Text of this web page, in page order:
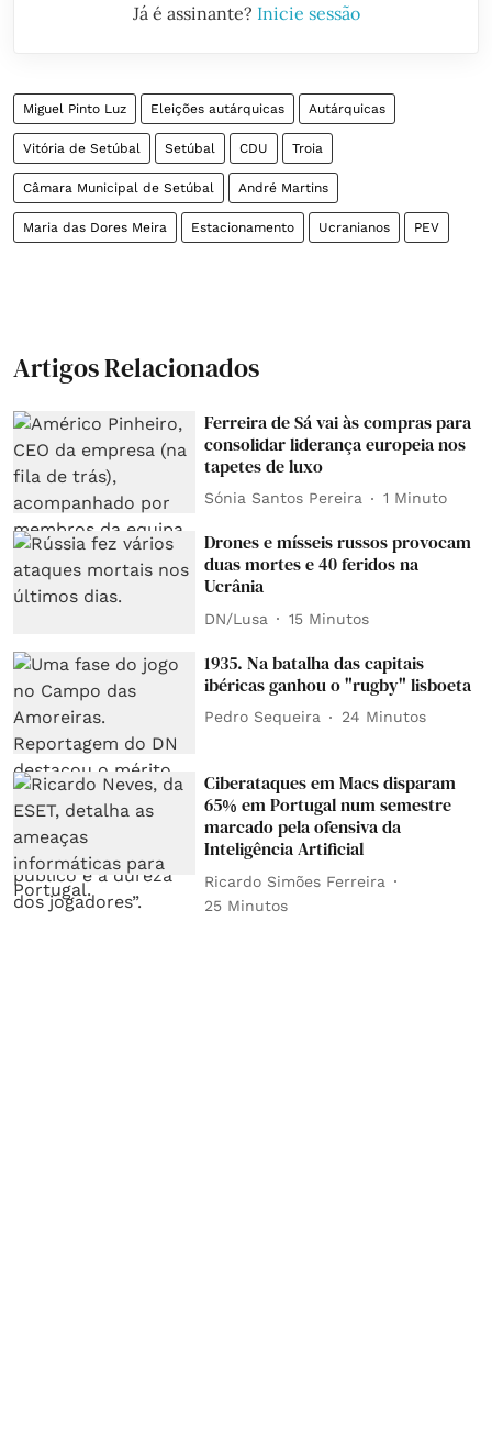
Já é assinante? Inicie sessão
Miguel Pinto Luz Eleições autárquicas Autárquicas
Vitória de Setúbal Setúbal CDU Troia
Câmara Municipal de Setúbal André Martins
Maria das Dores Meira Estacionamento Ucranianos PEV
Artigos Relacionados
Ferreira de Sá vai às compras para
consolidar liderança europeia nos
tapetes de luxo
Sónia Santos Pereira 1 Minuto
Drones e mísseis russos provocam
duas mortes e 40 feridos na
Ucrânia
DN/Lusa 15 Minutos
1935. Na batalha das capitais
ibéricas ganhou o "rugby" lisboeta
Pedro Sequeira 24 Minutos
Ciberataques em Macs disparam
65% em Portugal num semestre
marcado pela ofensiva da
Inteligência Artificial
Ricardo Simões Ferreira
25 Minutos